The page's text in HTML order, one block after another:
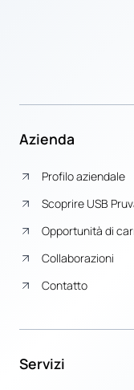
Azienda
Profilo aziendale
Scoprire USB
Opportunità di
Collaborazioni
Contatto
Servizi